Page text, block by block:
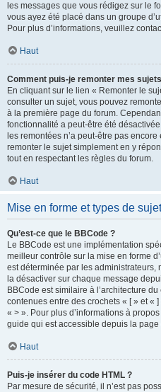
les messages que vous rédigez sur le
vous ayez été placé dans un groupe
Pour plus d’informations, veuillez
Haut
Comment puis-je remonter mes
En cliquant sur le lien « Remonter le
consulter un sujet, vous pouvez
à la première page du forum.
fonctionnalité a peut-être été
les remontées n’a peut-être pas
remonter le sujet simplement en y
tout en respectant les règles du forum.
Haut
Mise en forme et types de
Qu’est-ce que le BBCode ?
Le BBCode est une implémentation
meilleur contrôle sur la mise en forme
est déterminée par les administrateurs,
la désactiver sur chaque message
BBCode est similaire à l’architecture
contenues entre des crochets « [ » et «
« > ». Pour plus d’informations à
guide qui est accessible depuis la
Haut
Puis-je insérer du code HTML ?
Par mesure de sécurité, il n’est pas